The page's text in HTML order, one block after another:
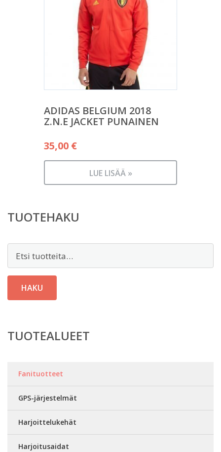
ADIDAS BELGIUM 2018
Z.N.E JACKET PUNAINEN
35,00 €
LUE LISÄÄ »
TUOTEHAKU
HAKU
TUOTEALUEET
Fanituotteet
GPS-järjestelmät
Harjoittelukehät
Harjoitusaidat